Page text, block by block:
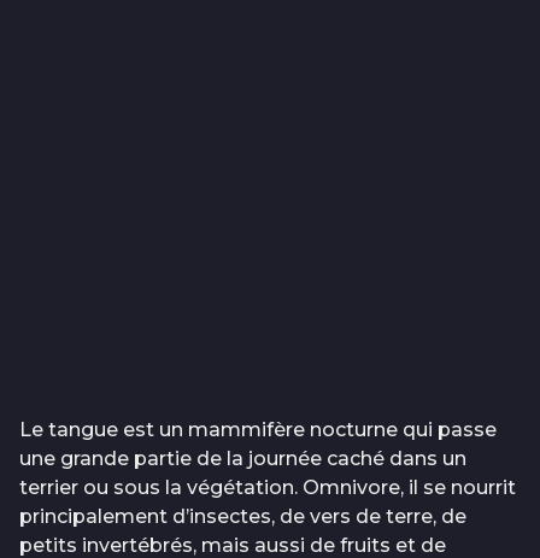
Le tangue est un mammifère nocturne qui passe
une grande partie de la journée caché dans un
terrier ou sous la végétation. Omnivore, il se nourrit
principalement d’insectes, de vers de terre, de
petits invertébrés, mais aussi de fruits et de